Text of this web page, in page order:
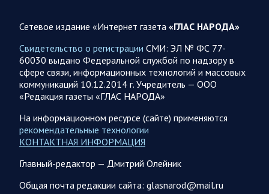
За прошедшие сутки армия трусов и убийц, будучи не в
гражданское население Брянской,…
07.08.2026 06:42
Курская область
Обстановка в Курском приграничье на утро 7 августа
2026 года
6 августа группировка войск «Север» продолжила создание
полосы безопасности в Харьковской и Сумской областях. В
Черниговской области жители приграничных…
Сетевое издание «Интернет газета «ГЛАС НАРОДА»
Свидетельство о регистрации СМИ: ЭЛ № ФС 77-
60030 выдано Федеральной службой по надзору в
сфере связи, информационных технологий и массовых
коммуникаций 10.12.2014 г. Учредитель — ООО
«Редакция газеты «ГЛАС НАРОДА»
На информационном ресурсе (сайте) применяются
рекомендательные технологии
КОНТАКТНАЯ ИНФОРМАЦИЯ
Главный-редактор — Дмитрий Олейник
Общая почта редакции сайта: glasnarod@mail.ru